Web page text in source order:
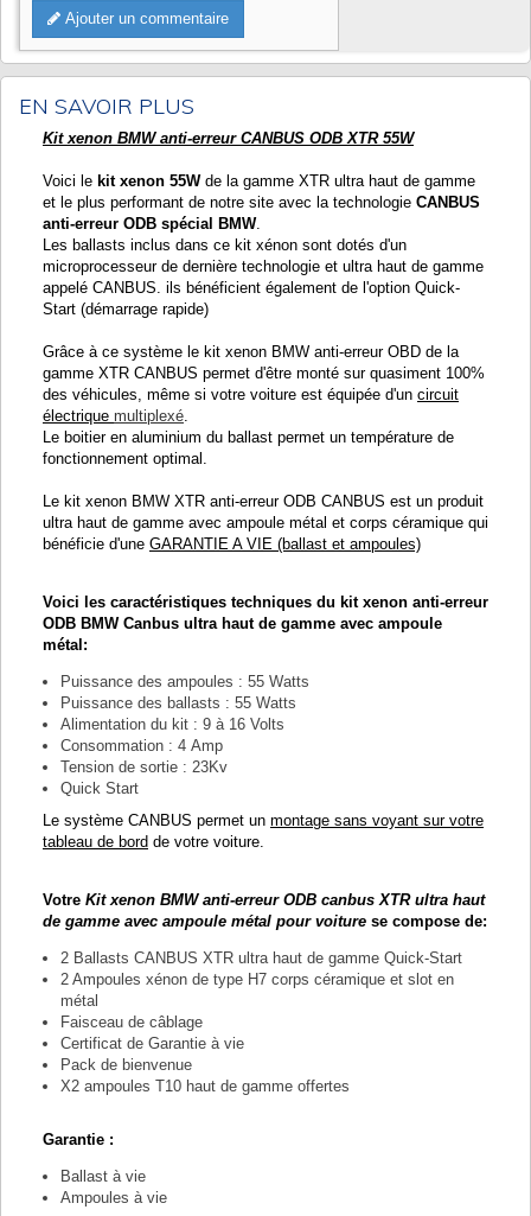
Ajouter un commentaire
EN SAVOIR PLUS
Kit xenon BMW anti-erreur CANBUS ODB XTR 55W
Voici le kit xenon 55Wde la gamme XTR ultra haut de gamme
et le plus performant de notre site avec la technologie CANBUS
anti-erreur ODB spécial BMW.
Les ballasts inclus dans ce kit xénon sont dotés d'un
microprocesseur de dernière technologie et ultra haut de gamme
appelé CANBUS. ils bénéficient également de l'option Quick-
Start (démarrage rapide)
Grâce à ce système le kit xenon BMW anti-erreur OBD de la
gamme XTR CANBUS permet d'être monté sur quasiment 100%
des véhicules, même si votre voiture est équipée d'un circuit
électrique multiplexé.
Le boitier en aluminium du ballast permet un température de
fonctionnement optimal.
Le kit xenon BMW XTR anti-erreur ODB CANBUS est un produit
ultra haut de gamme avec ampoule métal et corps céramique qui
bénéficie d'une GARANTIE A VIE (ballast et ampoules)
Voici les caractéristiques techniques du kit xenon anti-erreur
ODB BMW Canbus ultra haut de gamme avec ampoule
métal:
Puissance des ampoules : 55 Watts
Puissance des ballasts : 55 Watts
Alimentation du kit : 9 à 16 Volts
Consommation : 4 Amp
Tension de sortie : 23Kv
Quick Start
Le système CANBUS permet un montage sans voyant sur votre
tableau de bord de votre voiture.
Votre Kit xenon BMW anti-erreur ODB canbus XTR ultra haut
de gamme avec ampoule métal pour voiture se compose de:
2 Ballasts CANBUS XTR ultra haut de gamme Quick-Start
2 Ampoules xénon de type H7 corps céramique et slot en
métal
Faisceau de câblage
Certificat de Garantie à vie
Pack de bienvenue
X2 ampoules T10 haut de gamme offertes
Garantie :
Ballast à vie
Ampoules à vie